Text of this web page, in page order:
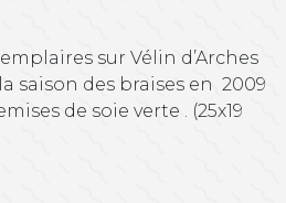
sur Vélin d’Arches
saison des braises en 2009
de soie verte . (25x19